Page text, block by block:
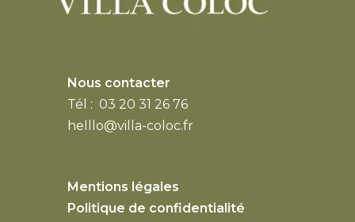
Nous contacter
Tél : 03 20 31 26 76
helllo@villa-coloc.fr
Mentions légales
Politique de confidentialité